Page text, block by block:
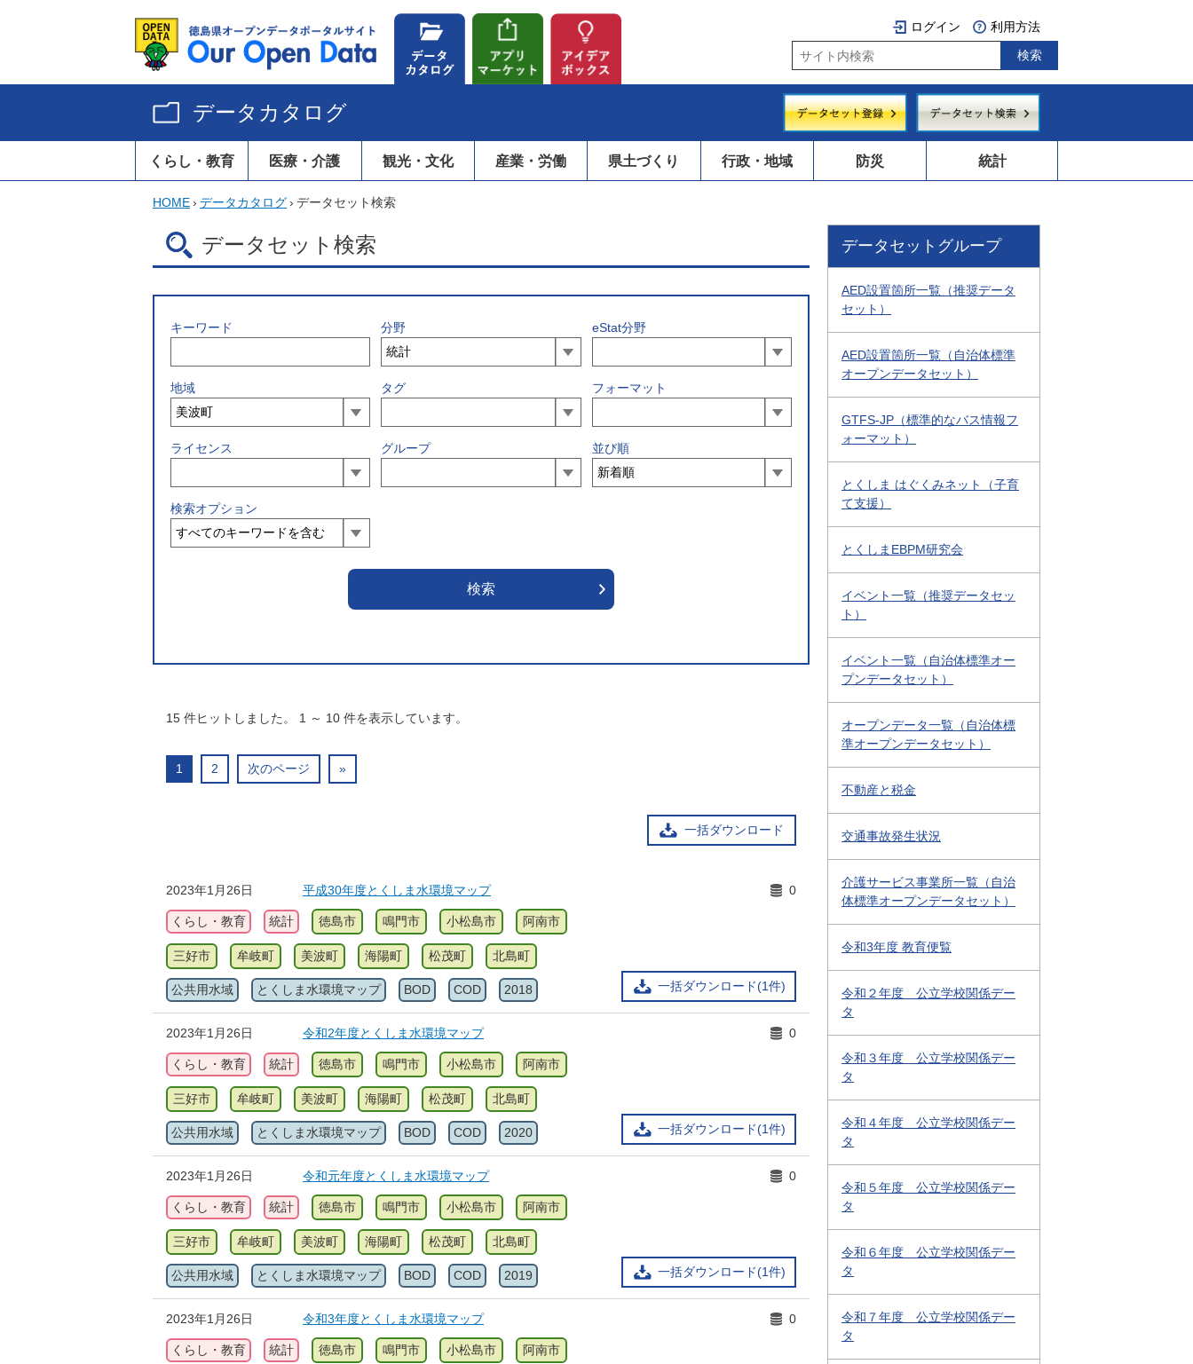
ログイン 利用方法
データカタログ
くらし・教育 医療・介護 観光・文化 産業・労働 県土づくり 行政・地域 防災 統計
HOME› データカタログ› データセット検索
データセット検索
キーワード 分野 eStat分野
地域 タグ フォーマット
ライセンス グループ 並び順
検索オプション
15 件ヒットしました。 1 ～ 10 件を表示しています。
1 2 次のページ »
一括ダウンロード
2023年1月26日 平成30年度とくしま水環境マップ
一括ダウンロード(1件)
0
くらし・教育 統計 徳島市 鳴門市 小松島市 阿南市
三好市 牟岐町 美波町 海陽町 松茂町 北島町
公共用水域 とくしま水環境マップ BOD COD 2018
2023年1月26日 令和2年度とくしま水環境マップ
一括ダウンロード(1件)
0
くらし・教育 統計 徳島市 鳴門市 小松島市 阿南市
三好市 牟岐町 美波町 海陽町 松茂町 北島町
公共用水域 とくしま水環境マップ BOD COD 2020
2023年1月26日 令和元年度とくしま水環境マップ
一括ダウンロード(1件)
0
くらし・教育 統計 徳島市 鳴門市 小松島市 阿南市
三好市 牟岐町 美波町 海陽町 松茂町 北島町
公共用水域 とくしま水環境マップ BOD COD 2019
2023年1月26日 令和3年度とくしま水環境マップ 0
くらし・教育 統計 徳島市 鳴門市 小松島市 阿南市
データセットグループ
AED設置箇所一覧（推奨データ
セット）
AED設置箇所一覧（自治体標準
オープンデータセット）
GTFS-JP（標準的なバス情報フ
ォーマット）
とくしま はぐくみネット（子育
て支援）
とくしまEBPM研究会
イベント一覧（推奨データセッ
ト）
イベント一覧（自治体標準オー
プンデータセット）
オープンデータ一覧（自治体標
準オープンデータセット）
不動産と税金
交通事故発生状況
介護サービス事業所一覧（自治
体標準オープンデータセット）
令和3年度 教育便覧
令和２年度 公立学校関係デー
タ
令和３年度 公立学校関係デー
タ
令和４年度 公立学校関係デー
タ
令和５年度 公立学校関係デー
タ
令和６年度 公立学校関係デー
タ
令和７年度 公立学校関係デー
タ